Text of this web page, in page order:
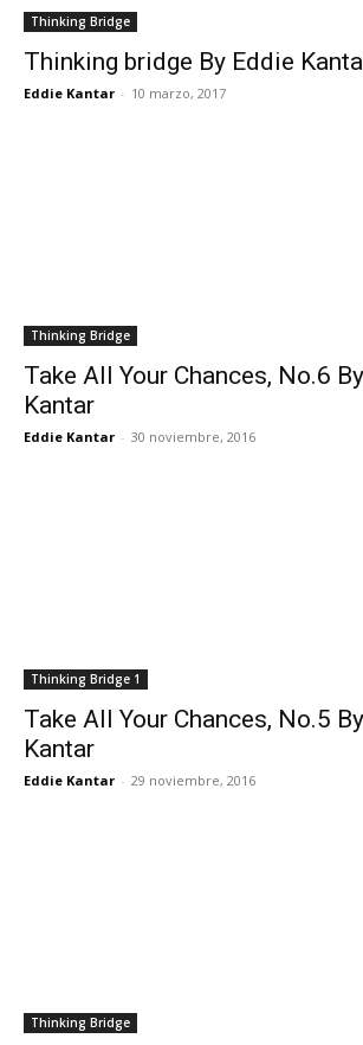
Thinking Bridge
Thinking bridge By Eddie
Eddie Kantar - 10 marzo, 2017
Thinking Bridge
Take All Your Chances, No.6
Kantar
Eddie Kantar - 30 noviembre, 2016
Thinking Bridge 1
Take All Your Chances, No.5
Kantar
Eddie Kantar - 29 noviembre, 2016
Thinking Bridge